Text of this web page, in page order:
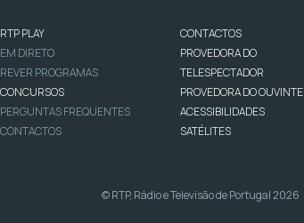
RTP PLAY
EM DIRETO
REVER PROGRAMAS
CONCURSOS
PERGUNTAS FREQUENTES
CONTACTOS
CONTACTOS
PROVEDORA DO
TELESPECTADOR
PROVEDORA DO OUVINTE
ACESSIBILIDADES
SATÉLITES
© RTP, Rádio e Televisão de Portugal 2026